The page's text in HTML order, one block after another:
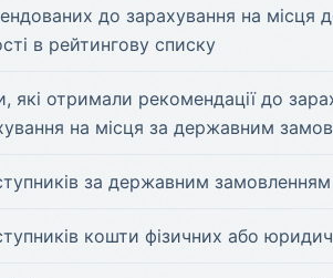
до зарахування на місця
в рейтингову списку
які отримали рекомендації до
на місця за державним
за державним замовленням
кошти фізичних або